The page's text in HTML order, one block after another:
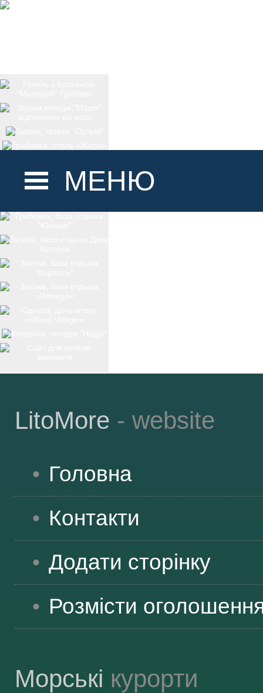
МЕНЮ
ТРАНСФЕР
ВІДВІДУВАЧАМ
АКЦІЇ
LitoMore - website
Головна
Контакти
Додати сторінку
Розмісти
Морські курорти